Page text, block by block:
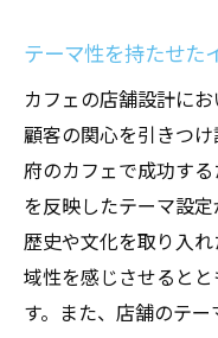
テーマ性を持たせた
カフェの店舗設計に
顧客の関心を引きつ
府のカフェで成功す
を反映したテーマ設
歴史や文化を取り入
域性を感じさせると
す。また、店舗のテ